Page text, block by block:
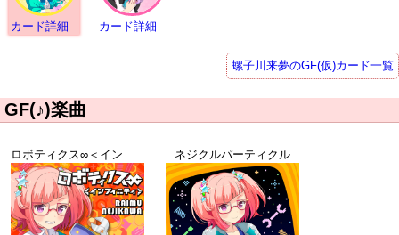
カード詳細 カード詳細
螺子川来夢のGF(仮)カード一覧
GF(♪)楽曲
ネジクルパーティクル